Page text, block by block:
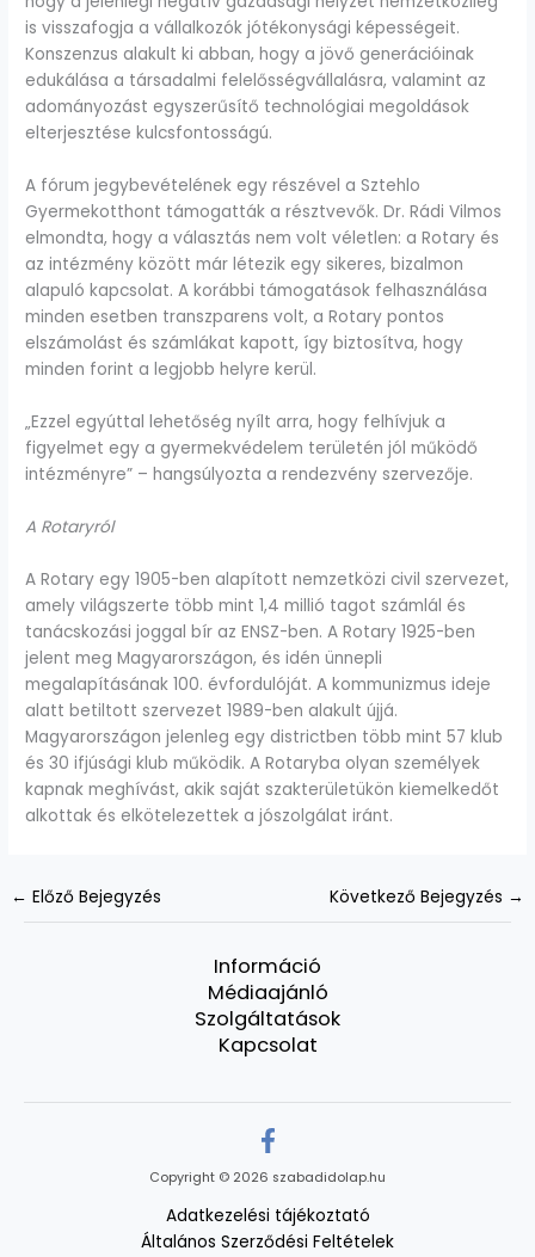
is visszafogja a vállalkozók jótékonysági képességeit.
Konszenzus alakult ki abban, hogy a jövő generációinak
edukálása a társadalmi felelősségvállalásra, valamint az
adományozást egyszerűsítő technológiai megoldások
elterjesztése kulcsfontosságú.
A fórum jegybevételének egy részével a Sztehlo
Gyermekotthont támogatták a résztvevők. Dr. Rádi Vilmos
elmondta, hogy a választás nem volt véletlen: a Rotary és
az intézmény között már létezik egy sikeres, bizalmon
alapuló kapcsolat. A korábbi támogatások felhasználása
minden esetben transzparens volt, a Rotary pontos
elszámolást és számlákat kapott, így biztosítva, hogy
minden forint a legjobb helyre kerül.
„Ezzel egyúttal lehetőség nyílt arra, hogy felhívjuk a
figyelmet egy a gyermekvédelem területén jól működő
intézményre” – hangsúlyozta a rendezvény szervezője.
A Rotaryról
A Rotary egy 1905-ben alapított nemzetközi civil szervezet,
amely világszerte több mint 1,4 millió tagot számlál és
tanácskozási joggal bír az ENSZ-ben. A Rotary 1925-ben
jelent meg Magyarországon, és idén ünnepli
megalapításának 100. évfordulóját. A kommunizmus ideje
alatt betiltott szervezet 1989-ben alakult újjá.
Magyarországon jelenleg egy districtben több mint 57 klub
és 30 ifjúsági klub működik. A Rotaryba olyan személyek
kapnak meghívást, akik saját szakterületükön kiemelkedőt
alkottak és elkötelezettek a jószolgálat iránt.
← Előző Bejegyzés Következő Bejegyzés →
Információ
Médiaajánló
Szolgáltatások
Kapcsolat
Copyright © 2026 szabadidolap.hu
Adatkezelési tájékoztató
Általános Szerződési Feltételek